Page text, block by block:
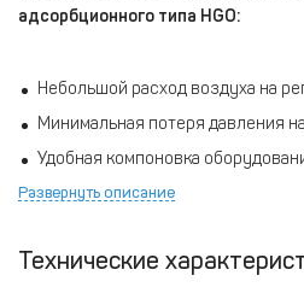
адсорбционного типа HGO:
Небольшой расход воздуха на
Минимальная потеря давления
Удобная компоновка
Большой объем загрузочных
Возможность установки таких
энергосбережения за счет
Развернуть описание
Технические